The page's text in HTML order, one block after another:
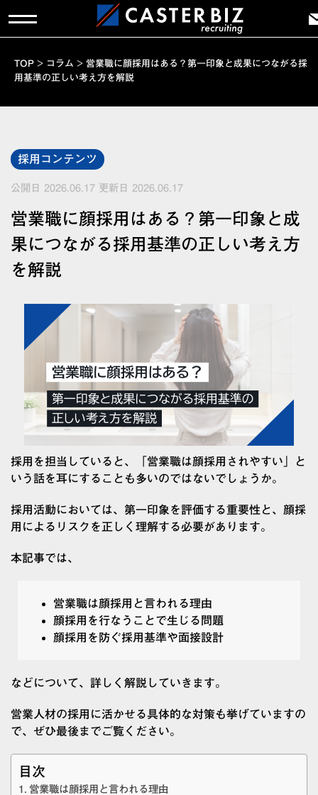
TOP > コラム > 営業職に顔採用はある？第一印象と成果につながる採
用基準の正しい考え方を解説
採用コンテンツ
公開日 2026.06.17 更新日 2026.06.17
営業職に顔採用はある？第一印象と成
果につながる採用基準の正しい考え方
を解説
採用を担当していると、「営業職は顔採用されやすい」と
いう話を耳にすることも多いのではないでしょうか。
採用活動においては、第一印象を評価する重要性と、顔採
用によるリスクを正しく理解する必要があります。
本記事では、
営業職は顔採用と言われる理由
顔採用を行なうことで生じる問題
顔採用を防ぐ採用基準や面接設計
などについて、詳しく解説していきます。
営業人材の採用に活かせる具体的な対策も挙げていますの
で、ぜひ最後までご覧ください。
目次
営業職は顔採用と言われる理由